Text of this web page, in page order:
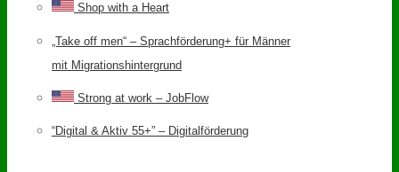
Shop with a Heart
„Take off men“ – Sprachförderung+ für Männer
mit Migrationshintergrund
Strong at work – JobFlow
“Digital & Aktiv 55+” – Digitalförderung